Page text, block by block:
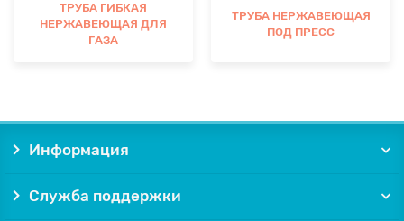
ТРУБА ГИБКАЯ
НЕРЖАВЕЮЩАЯ ДЛЯ
ГАЗА
ТРУБА НЕРЖАВЕЮЩАЯ
ПОД ПРЕСС
Информация
Служба поддержки